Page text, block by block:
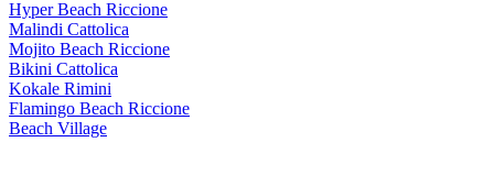
Hyper Beach Riccione
Malindi Cattolica
Mojito Beach Riccione
Bikini Cattolica
Kokale Rimini
Flamingo Beach Riccione
Beach Village